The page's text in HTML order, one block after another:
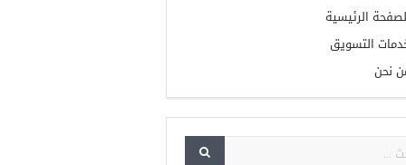
الرئيسية
التسويق
نحن